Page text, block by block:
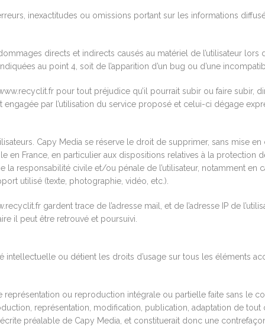
inexactitudes ou omissions portant sur les informations
directs et indirects causés au matériel de l’utilisateur lors
au point 4, soit de l’apparition d’un bug ou d’une
pour tout préjudice qu’il pourrait subir ou faire subir,
engagée par l’utilisation du service proposé et celui-ci dégage
Capy Media se réserve le droit de supprimer, sans mise
en France, en particulier aux dispositions relatives à la protection
responsabilité civile et/ou pénale de l’utilisateur, notamment en
utilisé (texte, photographie, vidéo, etc.).
gardent trace de l’adresse mail, et de l’adresse IP de
il peut être retrouvé et poursuivi.
ou détient les droits d’usage sur tous les éléments
ou reproduction intégrale ou partielle faite sans le
représentation, modification, publication, adaptation de
préalable de Capy Media, et constituerait donc une